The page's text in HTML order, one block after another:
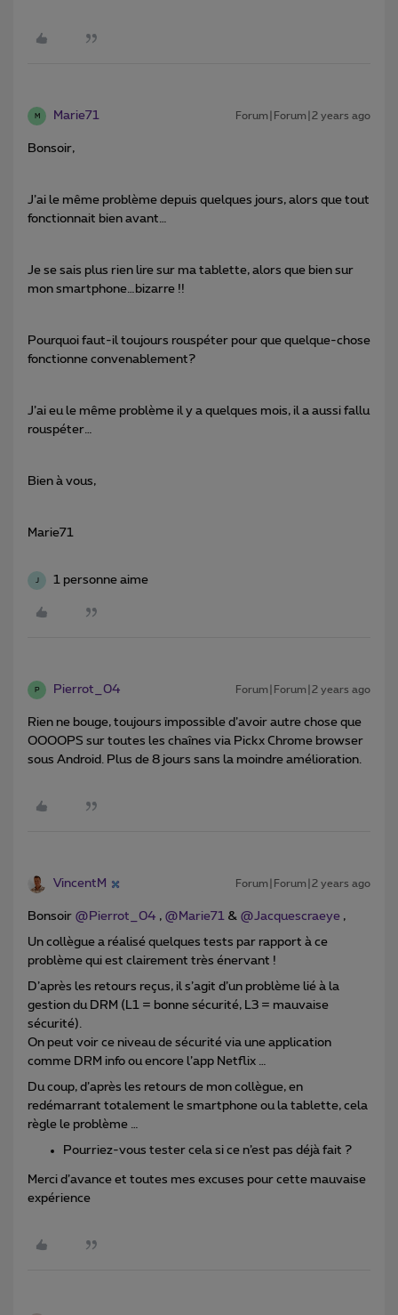
M Marie71 Forum|Forum|2 years ago
Bonsoir,
J’ai le même problème depuis quelques jours, alors que tout
fonctionnait bien avant…
Je se sais plus rien lire sur ma tablette, alors que bien sur
mon smartphone…bizarre !!
Pourquoi faut-il toujours rouspéter pour que quelque-chose
fonctionne convenablement?
J’ai eu le même problème il y a quelques mois, il a aussi fallu
rouspéter…
Bien à vous,
Marie71
J 1 personne aime
P Pierrot_04 Forum|Forum|2 years ago
Rien ne bouge, toujours impossible d’avoir autre chose que
OOOOPS sur toutes les chaînes via Pickx Chrome browser
sous Android. Plus de 8 jours sans la moindre amélioration.
VincentM Forum|Forum|2 years ago
Bonsoir @Pierrot_04 , @Marie71 & @Jacquescraeye ,
Un collègue a réalisé quelques tests par rapport à ce
problème qui est clairement très énervant !
D’après les retours reçus, il s’agit d’un problème lié à la
gestion du DRM (L1 = bonne sécurité, L3 = mauvaise
sécurité).
On peut voir ce niveau de sécurité via une application
comme DRM info ou encore l’app Netflix …
Du coup, d’après les retours de mon collègue, en
redémarrant totalement le smartphone ou la tablette, cela
règle le problème …
Pourriez-vous tester cela si ce n’est pas déjà fait ?
Merci d’avance et toutes mes excuses pour cette mauvaise
expérience